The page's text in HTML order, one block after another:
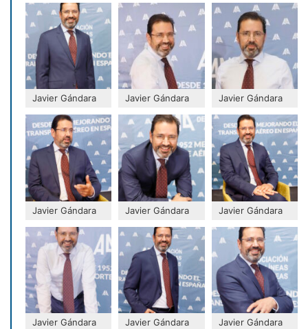
Javier Gándara Javier Gándara Javier Gándara
Javier Gándara Javier Gándara Javier Gándara
Javier Gándara Javier Gándara Javier Gándara